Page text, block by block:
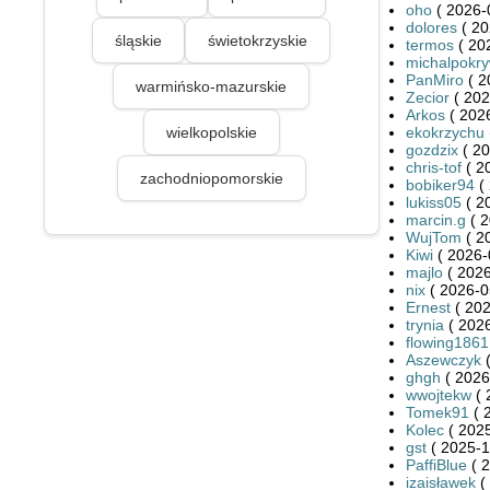
śląskie świetokrzyskie
warmińsko-mazurskie
wielkopolskie
zachodniopomorskie
oho( 2026-
dolores(
termos(
PanMiro(
Zecior(
Arkos(
ekokrzychu
gozdzix(
chris-tof(
bobiker94(
lukiss05(
marcin.g (
WujTom (
Kiwi( 2026-
majlo(
nix( 2026-
Ernest(
trynia (
flowing1861
Aszewczyk(
ghgh (
wwojtekw(
Tomek91 (
Kolec(
gst( 2025-
PaffiBlue(
izaisławek(